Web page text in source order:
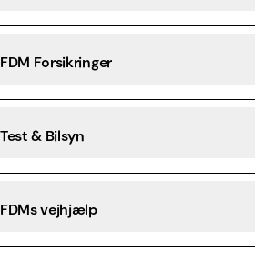
FDM Forsikringer
Test & Bilsyn
FDMs vejhjælp